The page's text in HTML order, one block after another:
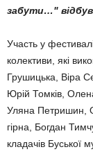
забути…"
Участь у
колективи, які
Гру­шицька, Віра
Юрій Томків,
Уляна Петри­шин,
гірна, Богдан
кладачів Буської